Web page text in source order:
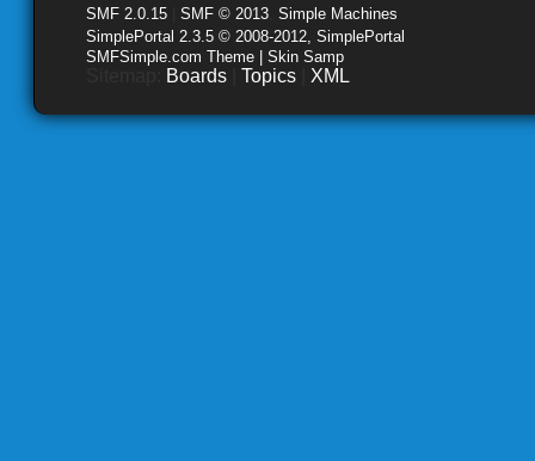
SMF 2.0.15 SMF © 2013 Simple Machines
SimplePortal 2.3.5 © 2008-2012, SimplePortal
SMFSimple.com Theme | Skin Samp
Boards Topics XML